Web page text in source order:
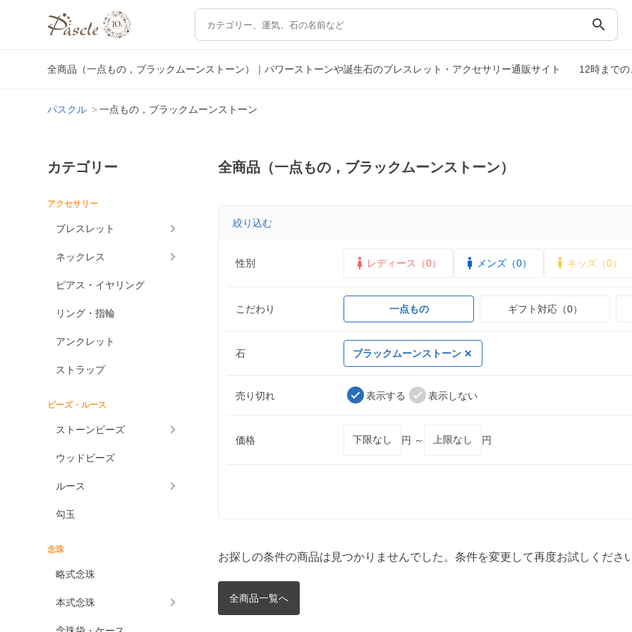
search
全商品（一点もの，ブラックムーンストーン）｜パワーストーンや誕生石のブレスレット・アクセサリー通販サイト 12時まで
パスクル 一点もの，ブラックムーンストーン
カテゴリー
アクセサリー
ブレスレット
ネックレス
ピアス・イヤリング
リング・指輪
アンクレット
ストラップ
ビーズ・ルース
ストーンビーズ
ウッドビーズ
ルース
勾玉
念珠
略式念珠
本式念珠
全商品（一点もの，ブラックムーンストーン）
絞り込む
性別 レディース（0） メンズ（0） キッズ（0）
こだわり 一点もの ギフト対応（0）
石 ブラックムーンストーン
売り切れ 表示する 表示しない
価格 円 ～ 円
お探しの条件の商品は見つかりませんでした。条件を変更して再度お試しください
全商品一覧へ